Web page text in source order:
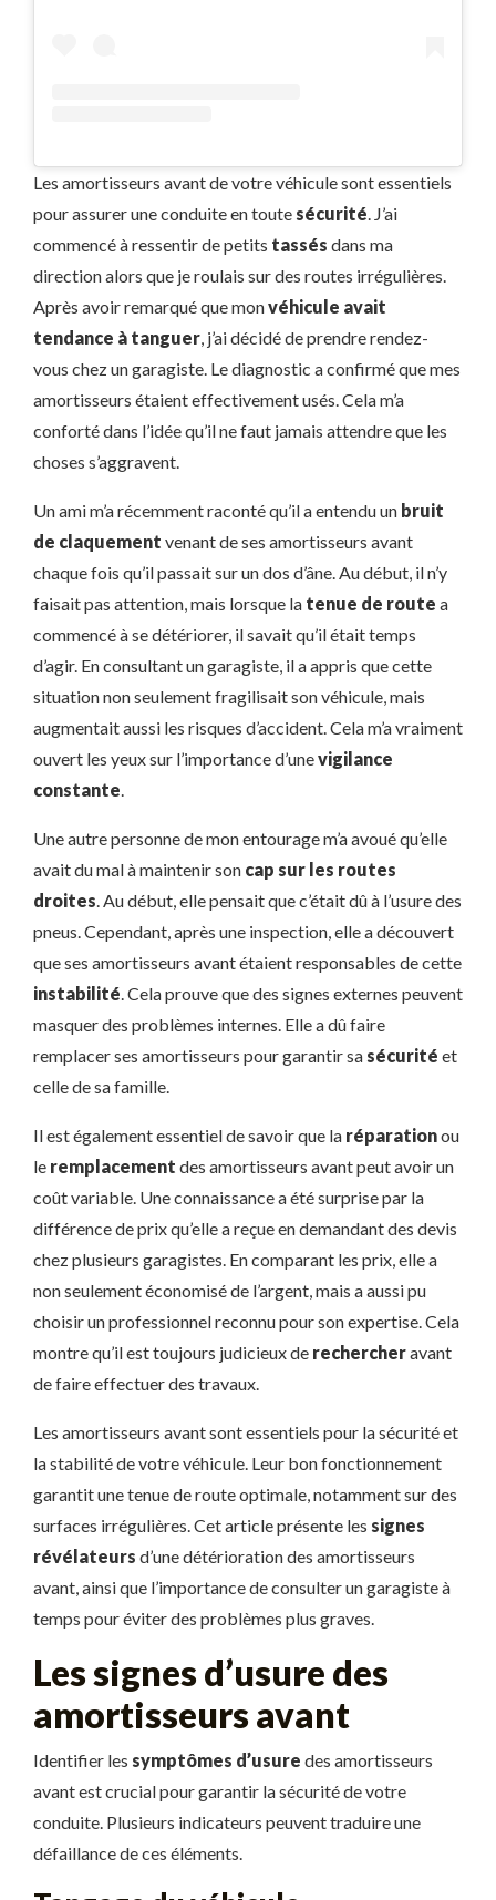
Les amortisseurs avant de votre véhicule sont essentiels
pour assurer une conduite en toute sécurité . J’ai
commencé à ressentir de petits tassés dans ma
direction alors que je roulais sur des routes irrégulières.
Après avoir remarqué que monvéhicule avait
tendance à tanguer , j’ai décidé de prendre rendez-
vous chez un garagiste. Le diagnostic a confirmé que mes
amortisseurs étaient effectivement usés. Cela m’a
conforté dans l’idée qu’il ne faut jamais attendre que les
choses s’aggravent.
Un ami m’a récemment raconté qu’il a entendu un bruit
de claquement venant de ses amortisseurs avant
chaque fois qu’il passait sur un dos d’âne. Au début, il n’y
faisait pas attention, mais lorsque la tenue de route a
commencé à se détériorer, il savait qu’il était temps
d’agir. En consultant un garagiste, il a appris que cette
situation non seulement fragilisait son véhicule, mais
augmentait aussi les risques d’accident. Cela m’a vraiment
ouvert les yeux sur l’importance d’unevigilance
constante
Une autre personne de mon entourage m’a avoué qu’elle
avait du mal à maintenir son cap sur les routes
droites . Au début, elle pensait que c’était dû à l’usure des
pneus. Cependant, après une inspection, elle a découvert
que ses amortisseurs avant étaient responsables de cette
instabilité . Cela prouve que des signes externes peuvent
masquer des problèmes internes. Elle a dû faire
remplacer ses amortisseurs pour garantir sa sécurité et
celle de sa famille.
Il est également essentiel de savoir que la réparationou
le remplacement des amortisseurs avant peut avoir un
coût variable. Une connaissance a été surprise par la
différence de prix qu’elle a reçue en demandant des devis
chez plusieurs garagistes. En comparant les prix, elle a
non seulement économisé de l’argent, mais a aussi pu
choisir un professionnel reconnu pour son expertise. Cela
montre qu’il est toujours judicieux de rechercheravant
de faire effectuer des travaux.
Les amortisseurs avant sont essentiels pour la sécurité et
la stabilité de votre véhicule. Leur bon fonctionnement
garantit une tenue de route optimale, notamment sur des
surfaces irrégulières. Cet article présente les signes
révélateurs d’une détérioration des amortisseurs
avant, ainsi que l’importance de consulter un garagiste à
temps pour éviter des problèmes plus graves.
Les signes d’usure des
amortisseurs avant
Identifier les symptômes d’usure des amortisseurs
avant est crucial pour garantir la sécurité de votre
conduite. Plusieurs indicateurs peuvent traduire une
défaillance de ces éléments.